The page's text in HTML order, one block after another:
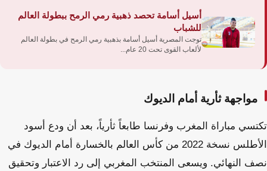
أسيل أسامة تحصد ذهبية رمي الرمح ببطولة العالم
للشباب
توجت المصرية أسيل أسامة بذهبية رمي الرمح في بطولة العالم
لألعاب القوى تحت 20 عام...
مواجهة ثأرية أمام الديوك
تكتسي مباراة المغرب وفرنسا طابعاً ثأرياً، بعد أن ودع أسود
الأطلس نسخة 2022 من كأس العالم بالخسارة أمام الديوك في
نصف النهائي. ويسعى المنتخب المغربي إلى رد الاعتبار وتحقيق